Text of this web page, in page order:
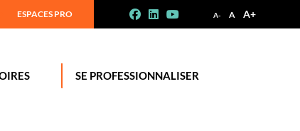
A- A A+
ESPACES PRO
SE PROFESSIONNALISER